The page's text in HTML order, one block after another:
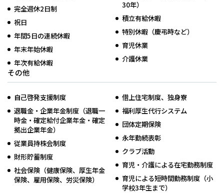
完全週休2日制
祝日
年間5日の連続休暇
年末年始休暇
年次有給休暇
30年）
積立有給休暇
特別休暇（慶弔時など）
育児休業
介護休業
その他
自己啓発支援制度
退職金・企業年金制度（退職一
時金・確定給付企業年金・確定
拠出企業年金）
従業員持株会制度
財形貯蓄制度
社会保険（健康保険、厚生年金
保険、雇用保険、労災保険）
借上住宅制度、独身寮
福利厚生代行システム
団体定期保険
永年勤続表彰
クラブ活動
育児・介護による在宅勤務制度
育児による短時間勤務制度（小
学校3年生まで）